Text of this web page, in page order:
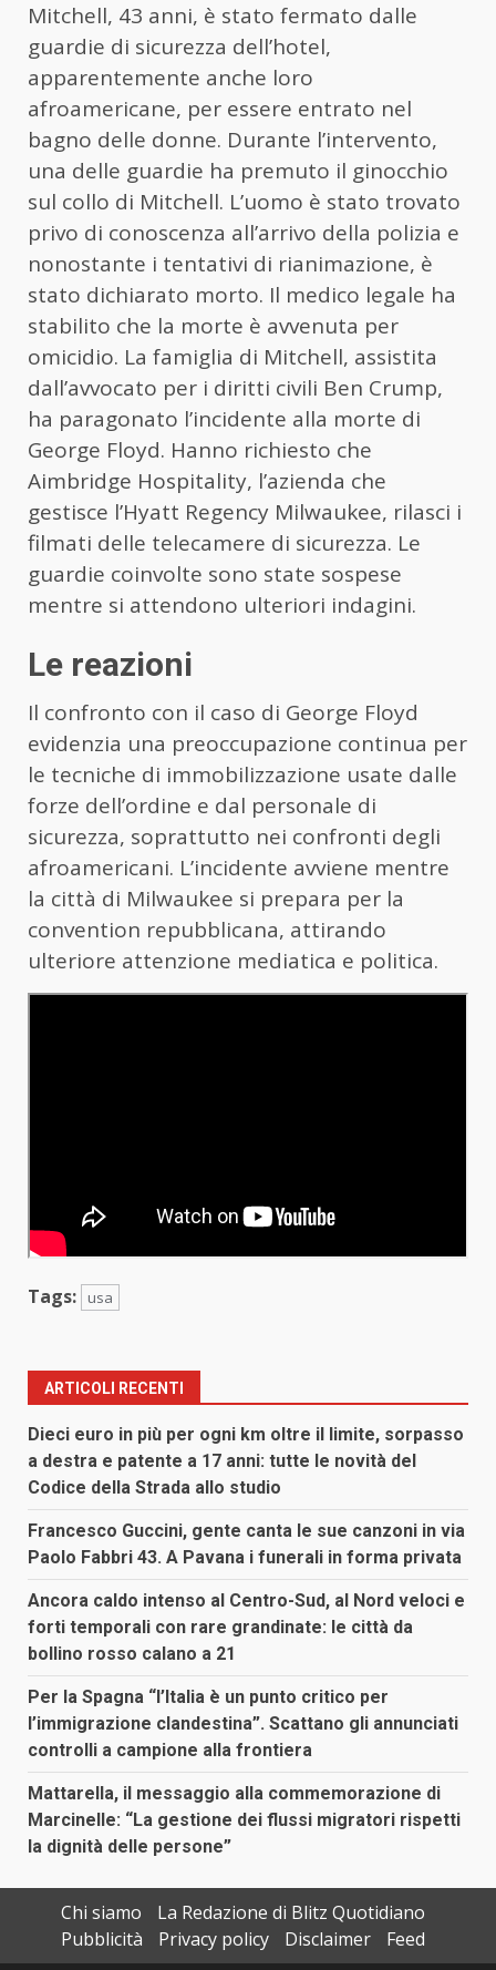
Mitchell, 43 anni, è stato fermato dalle
guardie di sicurezza dell’hotel,
apparentemente anche loro
afroamericane, per essere entrato nel
bagno delle donne. Durante l’intervento,
una delle guardie ha premuto il ginocchio
sul collo di Mitchell. L’uomo è stato trovato
privo di conoscenza all’arrivo della polizia e
nonostante i tentativi di rianimazione, è
stato dichiarato morto. Il medico legale ha
stabilito che la morte è avvenuta per
omicidio. La famiglia di Mitchell, assistita
dall’avvocato per i diritti civili Ben Crump,
ha paragonato l’incidente alla morte di
George Floyd. Hanno richiesto che
Aimbridge Hospitality, l’azienda che
gestisce l’Hyatt Regency Milwaukee, rilasci i
filmati delle telecamere di sicurezza. Le
guardie coinvolte sono state sospese
mentre si attendono ulteriori indagini.
Le reazioni
Il confronto con il caso di George Floyd
evidenzia una preoccupazione continua per
le tecniche di immobilizzazione usate dalle
forze dell’ordine e dal personale di
sicurezza, soprattutto nei confronti degli
afroamericani. L’incidente avviene mentre
la città di Milwaukee si prepara per la
convention repubblicana, attirando
ulteriore attenzione mediatica e politica.
Tags: usa
ARTICOLI RECENTI
Dieci euro in più per ogni km oltre il limite, sorpasso
a destra e patente a 17 anni: tutte le novità del
Codice della Strada allo studio
Francesco Guccini, gente canta le sue canzoni in via
Paolo Fabbri 43. A Pavana i funerali in forma privata
Ancora caldo intenso al Centro-Sud, al Nord veloci e
forti temporali con rare grandinate: le città da
bollino rosso calano a 21
Per la Spagna “l’Italia è un punto critico per
l’immigrazione clandestina”. Scattano gli annunciati
controlli a campione alla frontiera
Mattarella, il messaggio alla commemorazione di
Marcinelle: “La gestione dei flussi migratori rispetti
la dignità delle persone”
Chi siamo
La Redazione di Blitz Quotidiano
Pubblicità
Privacy policy Disclaimer Feed